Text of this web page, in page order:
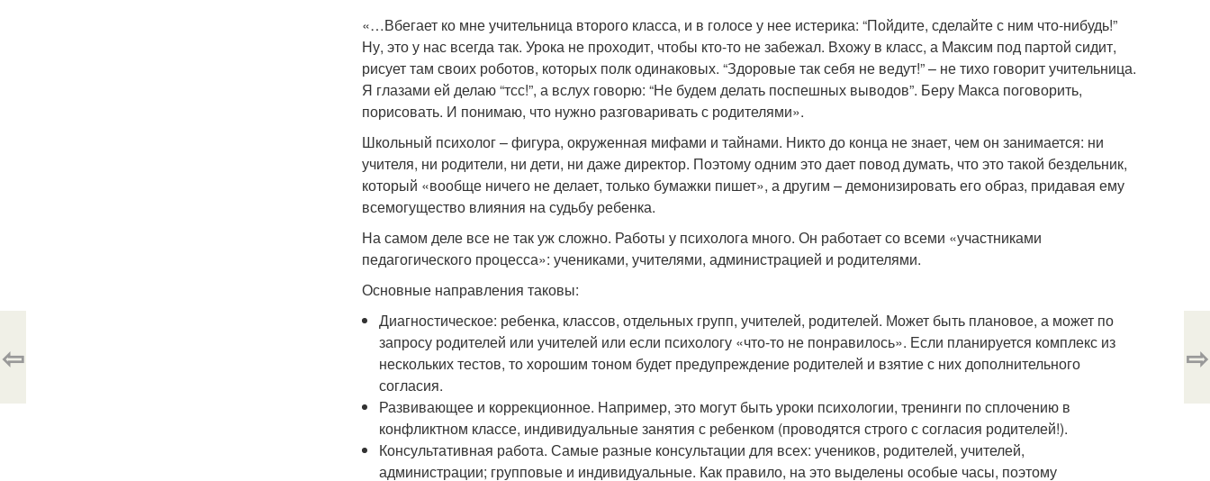
«…Вбегает ко мне учительница второго класса, и в голосе у нее истерика: “Пойдите, сделайте с ним что-нибудь!”
Ну, это у нас всегда так. Урока не проходит, чтобы кто-то не забежал. Вхожу в класс, а Максим под партой сидит,
рисует там своих роботов, которых полк одинаковых. “Здоровые так себя не ведут!” – не тихо говорит учительница.
Я глазами ей делаю “тсс!”, а вслух говорю: “Не будем делать поспешных выводов”. Беру Макса поговорить,
порисовать. И понимаю, что нужно разговаривать с родителями».
Школьный психолог – фигура, окруженная мифами и тайнами. Никто до конца не знает, чем он занимается: ни
учителя, ни родители, ни дети, ни даже директор. Поэтому одним это дает повод думать, что это такой бездельник,
который «вообще ничего не делает, только бумажки пишет», а другим – демонизировать его образ, придавая ему
всемогущество влияния на судьбу ребенка.
На самом деле все не так уж сложно. Работы у психолога много. Он работает со всеми «участниками
педагогического процесса»: учениками, учителями, администрацией и родителями.
Основные направления таковы:
Диагностическое: ребенка, классов, отдельных групп, учителей, родителей. Может быть плановое, а может по
запросу родителей или учителей или если психологу «что-то не понравилось». Если планируется комплекс из
нескольких тестов, то хорошим тоном будет предупреждение родителей и взятие с них дополнительного
согласия.
Развивающее и коррекционное. Например, это могут быть уроки психологии, тренинги по сплочению в
конфликтном классе, индивидуальные занятия с ребенком (проводятся строго с согласия родителей!).
Консультативная работа. Самые разные консультации для всех: учеников, родителей, учителей,
администрации; групповые и индивидуальные. Как правило, на это выделены особые часы, поэтому
⇦ ⇨